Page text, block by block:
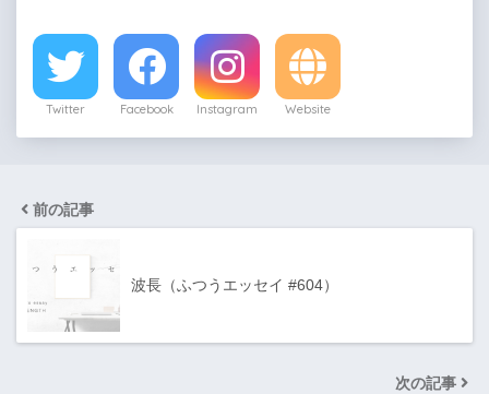
Twitter Facebook Instagram Website
前の記事
波長（ふつうエッセイ #604）
次の記事